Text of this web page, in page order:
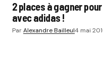
2 places à gagner pour
avec adidas !
ParAlexandre Bailleul4 mai